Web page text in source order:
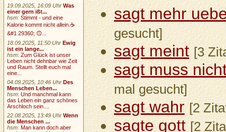
sagt mehr
gesucht]
sagt meint [3
sagt muss
mal gesucht]
sagt wahr [2
sagte gott [2
19.09.2025, 16:09 Uhr Was
einer gern ißt...
hsm:Stimmt - und eine
Kalorie kommt nicht allein.☕
&#1 29360; 🙃...
18.09.2025, 11:50 Uhr Ewig
ist ein lange...
hsm:Zum Glück ist unser
Leben nicht dehnbar wie Zeit
und Raum. Stellt euch mal
eine...
04.09.2025, 10:46 Uhr Des
Menschen Leben...
hsm:Und manchmal kann
das Leben ein ganz schönes
Arschloch sein....
22.08.2025, 13:49 Uhr Wenn
die Menschen ...
hsm:Man kann doch aber